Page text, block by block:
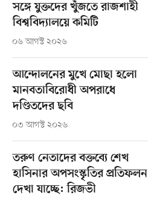
সঙ্গে যুক্তদের খুঁজতে রাজশাহী
বিশ্ববিদ্যালয়ে কমিটি
০৬ আগস্ট ২০২৬
আন্দোলনের মুখে মোছা হলো
মানবতাবিরোধী অপরাধে
দণ্ডিতদের ছবি
০৩ আগস্ট ২০২৬
তরুণ নেতাদের বক্তব্যে শেখ
হাসিনার অপসংস্কৃতির প্রতিফলন
দেখা যাচ্ছে: রিজভী